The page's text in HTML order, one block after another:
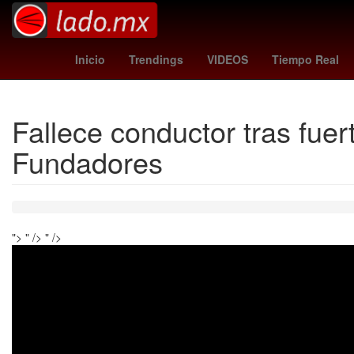
Inicio Trendings VIDEOS Tiempo Real
toluca vs santos China Germán
Fallece conductor tras
Fundadores
"> " /> " />